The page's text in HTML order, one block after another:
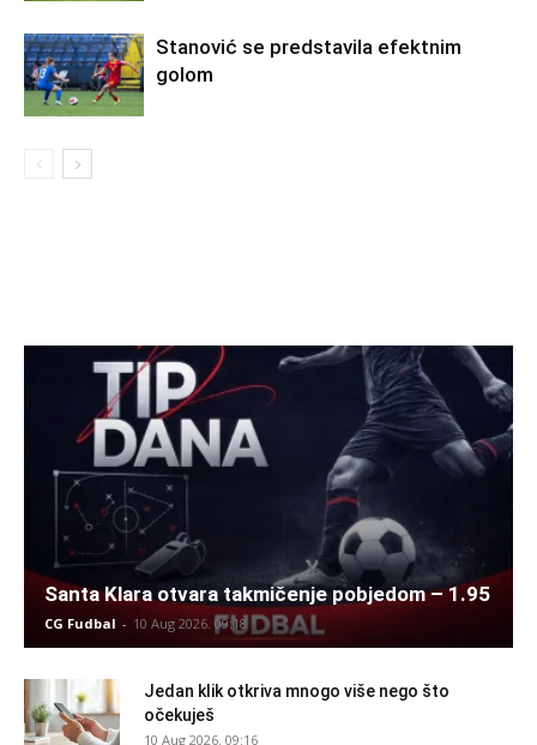
Stanović se predstavila efektnim
golom
Santa Klara otvara takmičenje pobjedom – 1.95
CG Fudbal - 10 Aug 2026. 09:18
Jedan klik otkriva mnogo više nego što
očekuješ
10 Aug 2026. 09:16